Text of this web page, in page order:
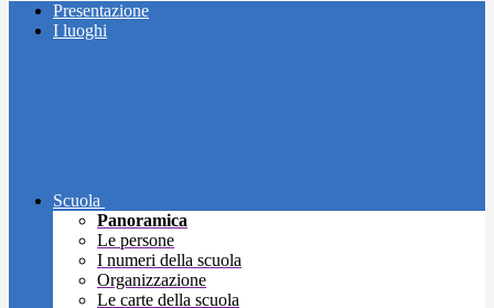
Presentazione
I luoghi
Scuola
Panoramica
Le persone
I numeri della scuola
Organizzazione
Le carte della scuola